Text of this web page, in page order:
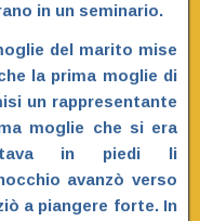
in un seminario.
del marito mise
la prima moglie di
un rappresentante
moglie che si era
in piedi li
avanzò verso
a piangere forte. In